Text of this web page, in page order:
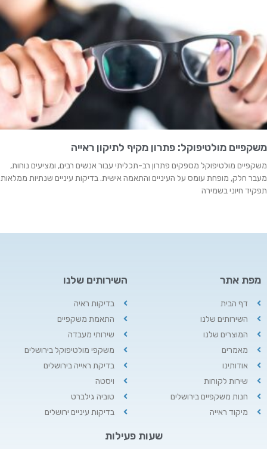
משקפיים מולטיפוקל: פתרון מקיף לתיקון ראייה
משקפיים מולטיפוקל מספקים פתרון רב-תכליתי עבור אנשים רבים, ומציעים נוחות,
מעבר חלק, מופחת עומס על העיניים והתאמה אישית. בדיקות עיניים שנתיות ממלאות
תפקיד חיוני בשמירה
מפת אתר
דף הבית
השירותים שלנו
המוצרים שלנו
מאמרים
אודותינו
שירות לקוחות
חנות משקפיים בירושלים
מיקוד ראייה
השירותים שלנו
בדיקות ראיה
התאמת משקפיים
שירותי מעבדה
משקפי מולטיפוקל בירושלים
בדיקת ראייה בירושלים
ויסטה
טוביה גילברט
בדיקות עיניים ירושלים
שעות פעילות